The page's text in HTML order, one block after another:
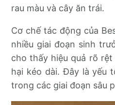
rau màu và cây ăn trái.
Cơ chế tác động của
nhiều giai đoạn sinh
cho thấy hiệu quả rõ
hại kéo dài. Đây là yếu
trong các giai đoạn sâu